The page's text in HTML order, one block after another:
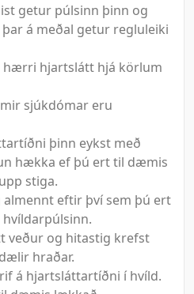
getur púlsinn þinn og
á meðal getur regluleiki
hjartslátt hjá körlum
sjúkdómar eru
þinn eykst með
hækka ef þú ert til dæmis
stiga.
almennt eftir því sem þú ert
veður og hitastig krefst
hraðar.
á hjartsláttartíðni í hvíld.